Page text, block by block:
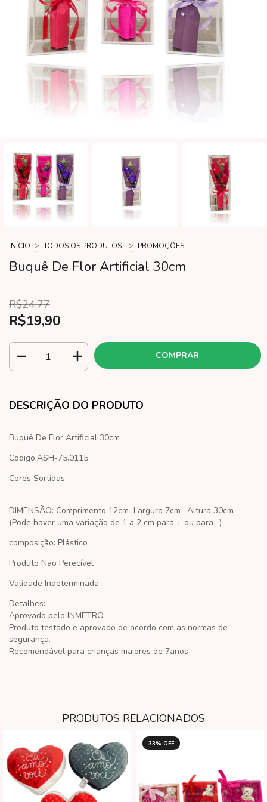
INÍCIO > TODOS OS PRODUTOS- > PROMOÇÕES
Buquê De Flor Artificial 30cm
R$24,77
R$19,90
DESCRIÇÃO DO PRODUTO
Buquê De Flor Artificial 30cm
Codigo:ASH-75.0115
Cores Sortidas
DIMENSÃO: Comprimento 12cm Largura 7cm , Altura 30cm
(Pode haver uma variação de 1 a 2 cm para + ou para -)
composição: Plástico
Produto Nao Perecível
Validade Indeterminada
Detalhes:
Aprovado pelo INMETRO.
Produto testado e aprovado de acordo com as normas de
segurança.
Recomendável para crianças maiores de 7anos
PRODUTOS RELACIONADOS
33% OFF